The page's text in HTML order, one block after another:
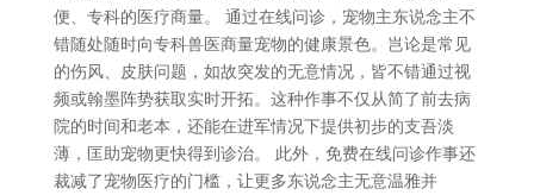
便、专科的医疗商量。 通过在线问诊，宠物主东说念主不
错随处随时向专科兽医商量宠物的健康景色。岂论是常见
的伤风、皮肤问题，如故突发的无意情况，皆不错通过视
频或翰墨阵势获取实时开拓。这种作事不仅从简了前去病
院的时间和老本，还能在进军情况下提供初步的支吾淡
薄，匡助宠物更快得到诊治。 此外，免费在线问诊作事还
裁减了宠物医疗的门槛，让更多东说念主无意温雅并